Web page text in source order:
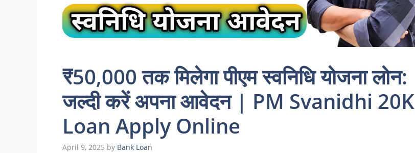
₹50,000 तक मिलेगा पीएम स्वनिधि योजना लोन:
जल्दी करें अपना आवेदन | PM Svanidhi 20K
Loan Apply Online
April 9, 2025 by Bank Loan